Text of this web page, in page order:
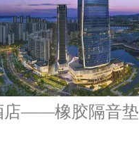
店——橡胶隔音垫